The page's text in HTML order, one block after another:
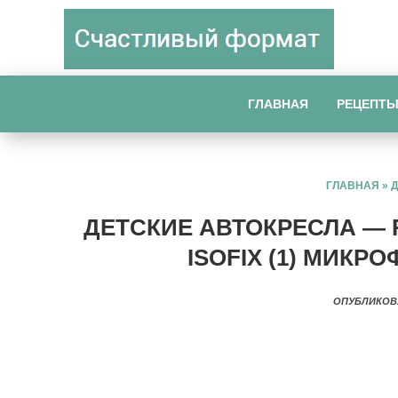
ГЛАВНАЯ РЕЦЕПТЫ
ГЛАВНАЯ »
ДЕТСКИЕ АВТОКРЕСЛА —
ISOFIX (1)